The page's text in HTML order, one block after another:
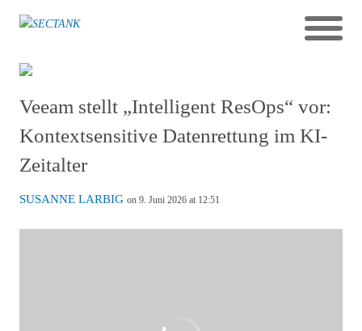
Veeam stellt „Intelligent ResOps“ vor:
Kontextsensitive Datenrettung im KI-
Zeitalter
SUSANNE LARBIG on 9. Juni 2026 at 12:51